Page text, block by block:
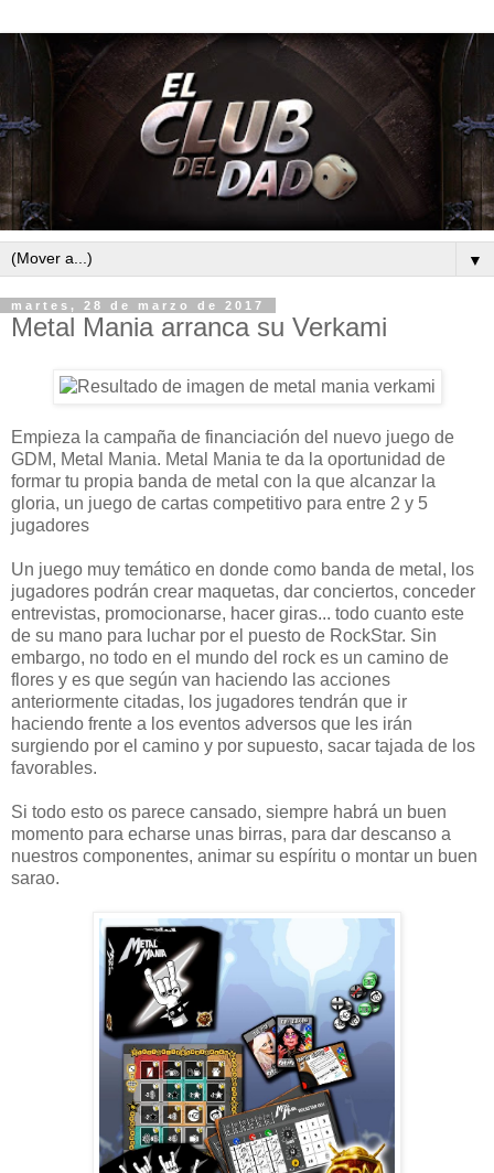
▼
martes, 28 de marzo de 2017
Metal Mania arranca su Verkami
Empieza la campaña de financiación del nuevo juego de
GDM, Metal Mania. Metal Mania te da la oportunidad de
formar tu propia banda de metal con la que alcanzar la
gloria, un juego de cartas competitivo para entre 2 y 5
jugadores
Un juego muy temático en donde como banda de metal, los
jugadores podrán crear maquetas, dar conciertos, conceder
entrevistas, promocionarse, hacer giras... todo cuanto este
de su mano para luchar por el puesto de RockStar. Sin
embargo, no todo en el mundo del rock es un camino de
flores y es que según van haciendo las acciones
anteriormente citadas, los jugadores tendrán que ir
haciendo frente a los eventos adversos que les irán
surgiendo por el camino y por supuesto, sacar tajada de los
favorables.
Si todo esto os parece cansado, siempre habrá un buen
momento para echarse unas birras, para dar descanso a
nuestros componentes, animar su espíritu o montar un buen
sarao.